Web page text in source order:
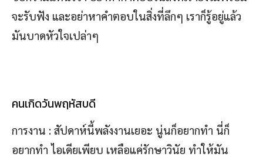
จะรับฟัง และอย่าหาคำตอบในสิ่งที่ลึกๆ เราก็รู้อยู่แล้ว
มันบาดหัวใจเปล่าๆ
คนเกิดวันพฤหัสบดี
การงาน : สัปดาห์นี้พลังงานเยอะ นู่นก็อยากทำ นี่ก็
อยากทำ ไอเดียเพียบ เหลือแค่รักษาวินัย ทำให้มัน